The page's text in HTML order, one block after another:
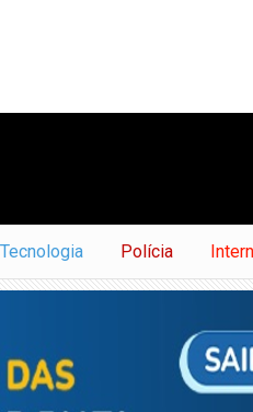
Tecnologia Polícia